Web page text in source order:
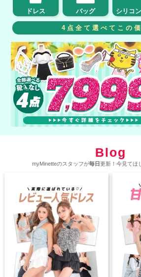
ドレス バッグ シリコ
4点全て選べてこの価
Blog
myMinetteのスタッフが毎日更新！今見てほ